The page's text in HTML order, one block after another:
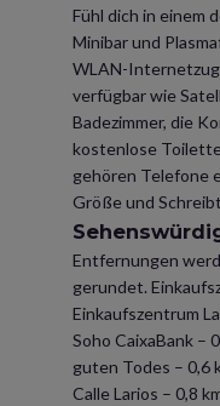
Fühl dich in einem
Minibar und
WLAN-
verfügbar wie
Badezimmer, die
kostenlose
gehören Telefone
Größe und
Entfernungen
gerundet.
Einkaufszentrum
Soho CaixaBank –
guten Todes – 0,6
Calle Larios – 0,8